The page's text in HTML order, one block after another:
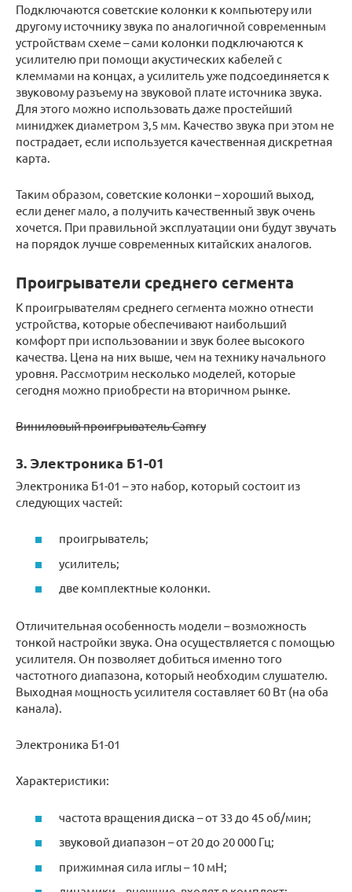
Подключаются советские колонки к компьютеру или
другому источнику звука по аналогичной современным
устройствам схеме – сами колонки подключаются к
усилителю при помощи акустических кабелей с
клеммами на концах, а усилитель уже подсоединяется к
звуковому разъему на звуковой плате источника звука.
Для этого можно использовать даже простейший
миниджек диаметром 3,5 мм. Качество звука при этом не
пострадает, если используется качественная дискретная
карта.
Таким образом, советские колонки – хороший выход,
если денег мало, а получить качественный звук очень
хочется. При правильной эксплуатации они будут звучать
на порядок лучше современных китайских аналогов.
Проигрыватели среднего сегмента
К проигрывателям среднего сегмента можно отнести
устройства, которые обеспечивают наибольший
комфорт при использовании и звук более высокого
качества. Цена на них выше, чем на технику начального
уровня. Рассмотрим несколько моделей, которые
сегодня можно приобрести на вторичном рынке.
Виниловый проигрыватель Camry
3. Электроника Б1-01
Электроника Б1-01 – это набор, который состоит из
следующих частей:
проигрыватель;
усилитель;
две комплектные колонки.
Отличительная особенность модели – возможность
тонкой настройки звука. Она осуществляется с помощью
усилителя. Он позволяет добиться именно того
частотного диапазона, который необходим слушателю.
Выходная мощность усилителя составляет 60 Вт (на оба
канала).
Электроника Б1-01
Характеристики:
частота вращения диска – от 33 до 45 об/мин;
звуковой диапазон – от 20 до 20 000 Гц;
прижимная сила иглы – 10 мН;